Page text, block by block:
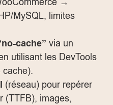
MySQL, limites
cache” via un
utilisant les DevTools
(réseau) pour repérer
(TTFB), images,